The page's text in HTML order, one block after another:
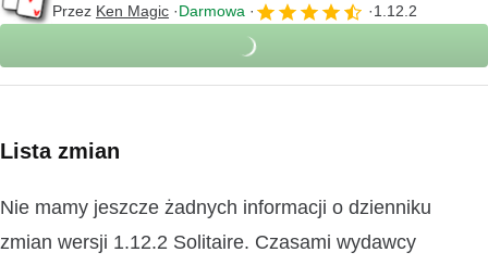
Przez Ken Magic Darmowa 1.12.2
Lista zmian
Nie mamy jeszcze żadnych informacji o dzienniku
zmian wersji 1.12.2 Solitaire. Czasami wydawcy